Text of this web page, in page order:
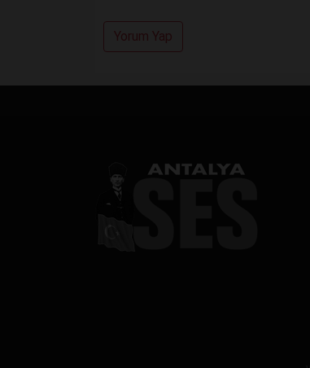
Yorum Yap